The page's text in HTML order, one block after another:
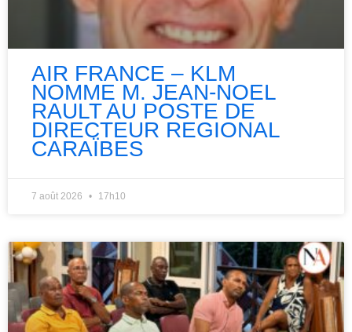
AIR FRANCE – KLM
NOMME M. JEAN-NOEL
RAULT AU POSTE DE
DIRECTEUR REGIONAL
CARAÏBES
7 août 2026 17h10